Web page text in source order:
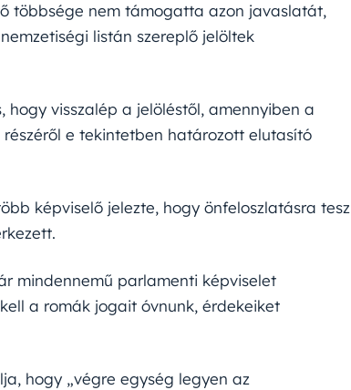
többsége nem támogatta azon javaslatát,
listán szereplő jelöltek
visszalép a jelöléstől, amennyiben a
részéről e tekintetben határozott elutasító
képviselő jelezte, hogy önfeloszlatásra tesz
mindennemű parlamenti képviselet
a romák jogait óvnunk, érdekeiket
hogy „végre egység legyen az